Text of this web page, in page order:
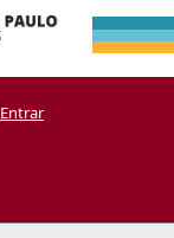
Entrar